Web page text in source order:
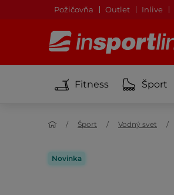
Požičovňa Outlet Inlive
Fitness Šport
Šport Vodný svet
Novinka